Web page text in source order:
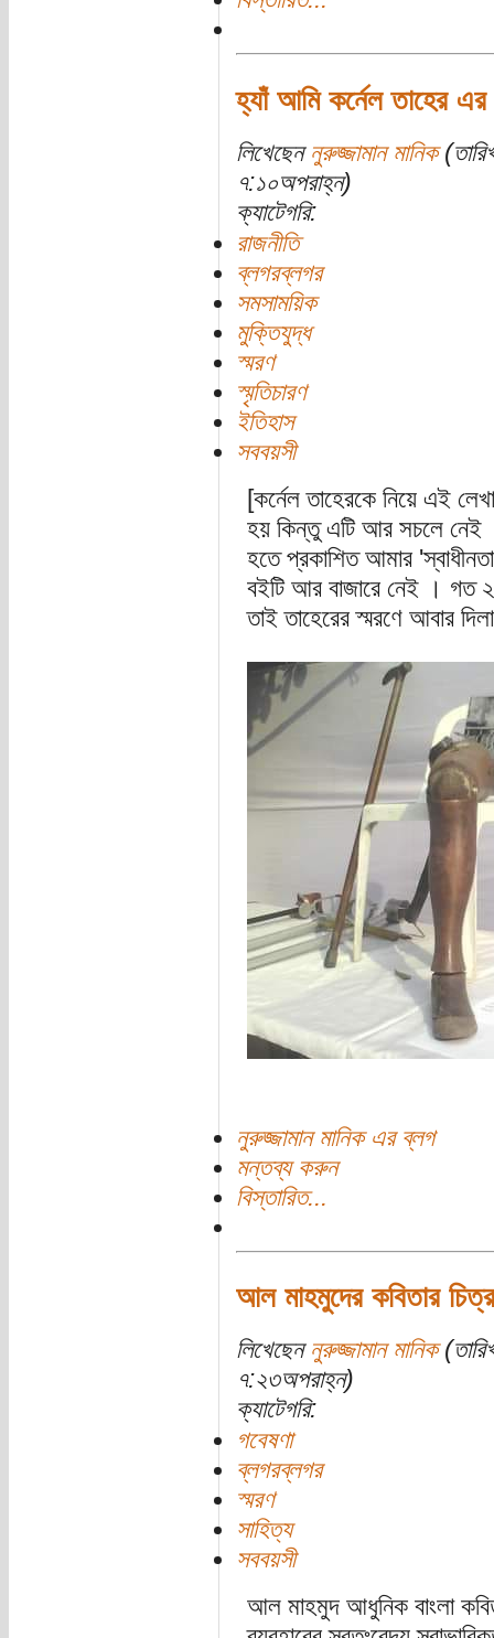
হ্যাঁ আমি কর্নেল তাহের
লিখেছেন নুরুজ্জামান মানিক
৭:১০অপরাহ্ন)
ক্যাটেগরি:
রাজনীতি
ব্লগরব্লগর
সমসাময়িক
মুক্তিযুদ্ধ
স্মরণ
স্মৃতিচারণ
ইতিহাস
সববয়সী
[কর্নেল তাহেরকে নিয়ে এই
হয় কিন্তু এটি আর সচলে
হতে প্রকাশিত আমার
বইটি আর বাজারে নেই । গত
তাই তাহেরের স্মরণে আবার
নুরুজ্জামান মানিক এর ব্লগ
মন্তব্য করুন
বিস্তারিত...
আল মাহমুদের কবিতার
লিখেছেন নুরুজ্জামান মানিক
৭:২৩অপরাহ্ন)
ক্যাটেগরি:
গবেষণা
ব্লগরব্লগর
স্মরণ
সাহিত্য
সববয়সী
আল মাহমুদ আধুনিক বাংলা